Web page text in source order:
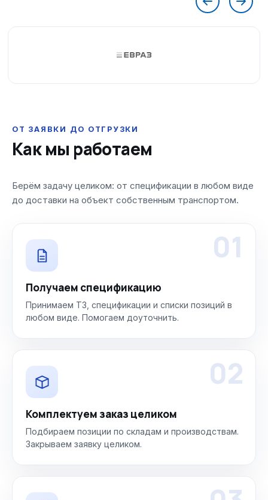
ОТ ЗАЯВКИ ДО ОТГРУЗКИ
Как мы работаем
Берём задачу целиком: от спецификации в любом виде
до доставки на объект собственным транспортом.
01
Получаем спецификацию
Принимаем ТЗ, спецификации и списки позиций в
любом виде. Помогаем доуточнить.
02
Комплектуем заказ целиком
Подбираем позиции по складам и производствам.
Закрываем заявку целиком.